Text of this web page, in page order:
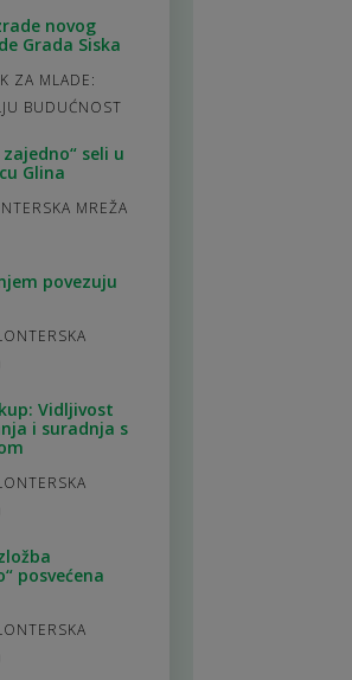
novog
Grada Siska
ZA MLADE:
BUDUĆNOST
seli u
Glina
MREŽA
povezuju
Vidljivost
i suradnja s
posvećena